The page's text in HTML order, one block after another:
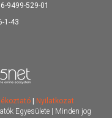
9499-529-01
1-43
|
Nyilatkozat
Egyesülete | Minden jog